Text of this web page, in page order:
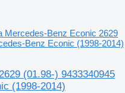
Mercedes-Benz Econic 2629
Benz Econic (1998-2014)
(01.98-) 9433340945
(1998-2014)